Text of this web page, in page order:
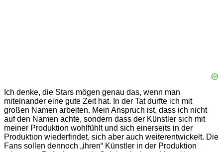
Ich denke, die Stars mögen genau das, wenn man
miteinander eine gute Zeit hat. In der Tat durfte ich mit
großen Namen arbeiten. Mein Anspruch ist, dass ich nicht
auf den Namen achte, sondern dass der Künstler sich mit
meiner Produktion wohlfühlt und sich einerseits in der
Produktion wiederfindet, sich aber auch weiterentwickelt. Die
Fans sollen dennoch „ihren“ Künstler in der Produktion